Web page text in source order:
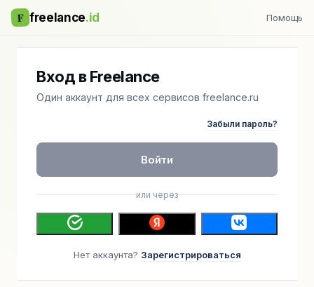
F freelance.id Помощь
Вход в Freelance
Один аккаунт для всех сервисов freelance.ru
Забыли пароль?
Войти
или через
Нет аккаунта? Зарегистрироваться